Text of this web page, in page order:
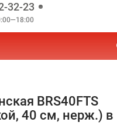
32-23
BRS40FTS
40 см, нерж.) в